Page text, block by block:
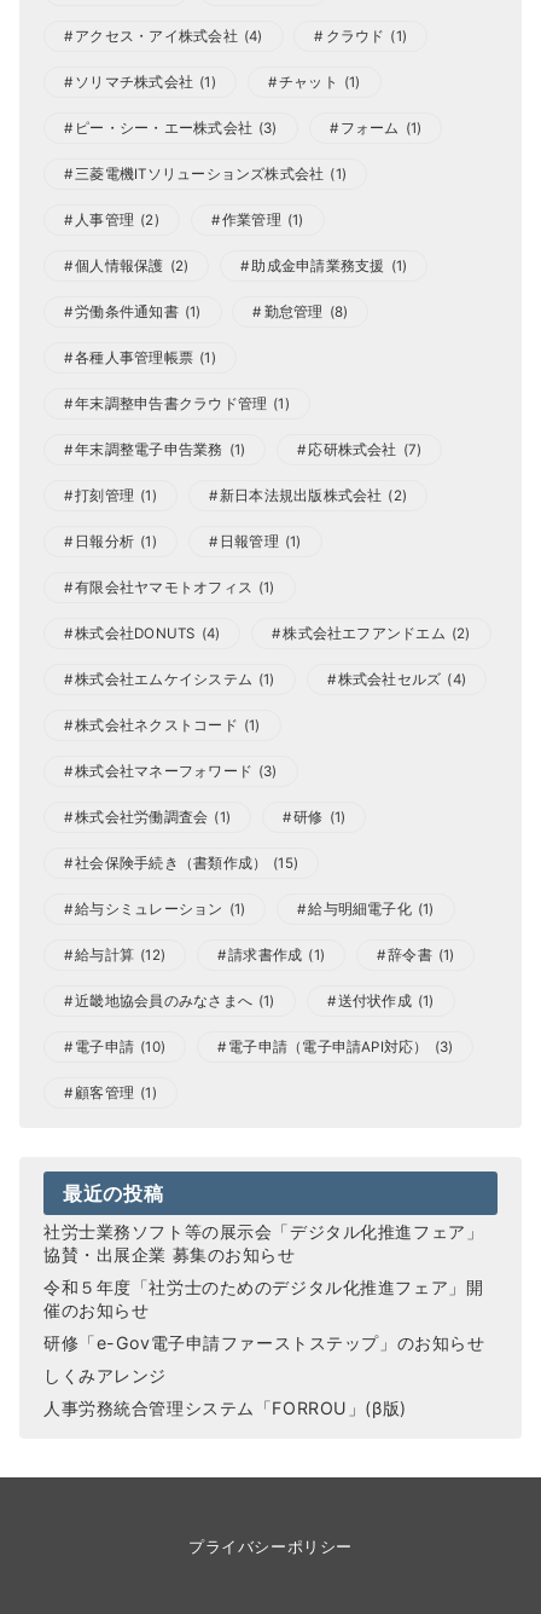
アクセス・アイ株式会社 (4) クラウド (1)
ソリマチ株式会社 (1) チャット (1)
ピー・シー・エー株式会社 (3) フォーム (1)
三菱電機ITソリューションズ株式会社 (1)
人事管理 (2) 作業管理 (1)
個人情報保護 (2) 助成金申請業務支援 (1)
労働条件通知書 (1) 勤怠管理 (8)
各種人事管理帳票 (1)
年末調整申告書クラウド管理 (1)
年末調整電子申告業務 (1) 応研株式会社 (7)
打刻管理 (1) 新日本法規出版株式会社 (2)
日報分析 (1) 日報管理 (1)
有限会社ヤマモトオフィス (1)
株式会社DONUTS (4) 株式会社エフアンドエム (2)
株式会社エムケイシステム (1) 株式会社セルズ (4)
株式会社ネクストコード (1)
株式会社マネーフォワード (3)
株式会社労働調査会 (1) 研修 (1)
社会保険手続き（書類作成） (15)
給与シミュレーション (1) 給与明細電子化 (1)
給与計算 (12) 請求書作成 (1) 辞令書 (1)
近畿地協会員のみなさまへ (1) 送付状作成 (1)
電子申請 (10) 電子申請（電子申請API対応） (3)
顧客管理 (1)
最近の投稿
社労士業務ソフト等の展示会「デジタル化推進フェア」
協賛・出展企業 募集のお知らせ
令和５年度「社労士のためのデジタル化推進フェア」開
催のお知らせ
研修「e-Gov電子申請ファーストステップ」のお知らせ
しくみアレンジ
人事労務統合管理システム「FORROU」(β版)
プライバシーポリシー